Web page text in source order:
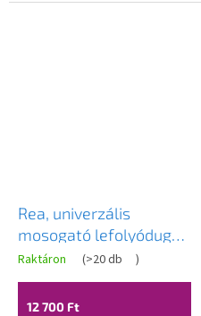
Rea, univerzális
mosogató lefolyódugó,
ClickClack, grafit, REA-
A6520
Raktáron (>20 db )
12 700 Ft